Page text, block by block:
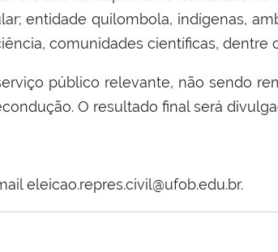
entidade quilombola, indígenas,
comunidades científicas, dentre
público relevante, não sendo
O resultado final será
eleicao.repres.civil@ufob.edu.br.